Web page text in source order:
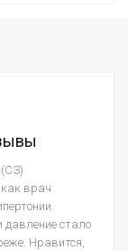
как врач
давление стало
Нравится,